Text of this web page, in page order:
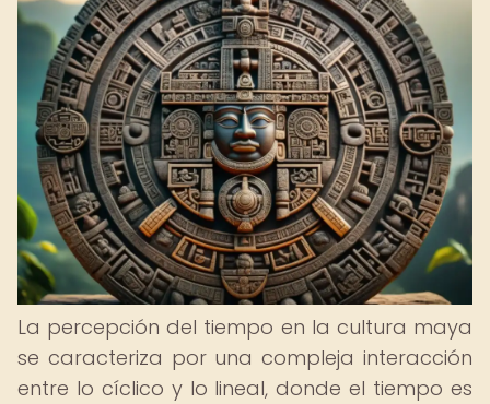
La percepción del tiempo en la cultura maya
se caracteriza por una compleja interacción
entre lo cíclico y lo lineal, donde el tiempo es